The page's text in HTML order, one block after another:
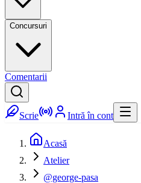
Concursuri
Comentarii
Scrie Intră în cont
Acasă
Atelier
@george-pasa